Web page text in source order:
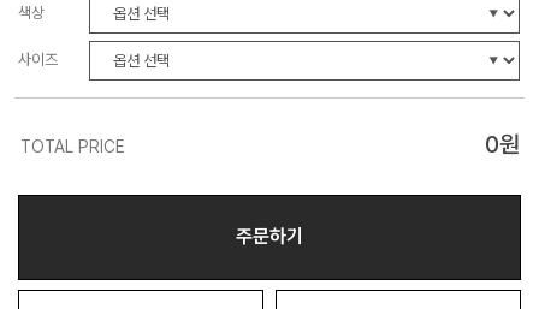
색상
사이즈
TOTAL PRICE 0원
주문하기